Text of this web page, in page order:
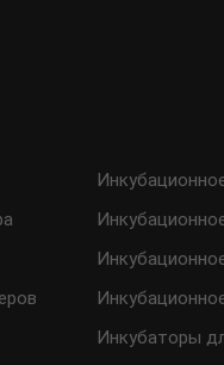
Инкубаторы